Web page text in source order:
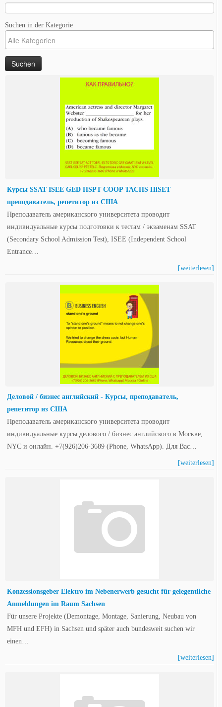
Suchen in der Kategorie
Курсы SSAT ISEE GED HSPT COOP TACHS HiSET
преподаватель, репетитор из США
Преподаватель американского университета проводит
индивидуальные курсы подготовки к тестам / экзаменам SSAT
(Secondary School Admission Test), ISEE (Independent School
Entrance…
[weiterlesen]
Деловой / бизнес английский - Курсы, преподаватель,
репетитор из США
Преподаватель американского университета проводит
индивидуальные курсы делового / бизнес английского в Москве,
NYC и онлайн. +7(926)206-3689 (Phone, WhatsApp). Для Вас…
[weiterlesen]
Konzessionsgeber Elektro im Nebenerwerb gesucht für gelegentliche
Anmeldungen im Raum Sachsen
Für unsere Projekte (Demontage, Montage, Sanierung, Neubau von
MFH und EFH) in Sachsen und später auch bundesweit suchen wir
einen…
[weiterlesen]